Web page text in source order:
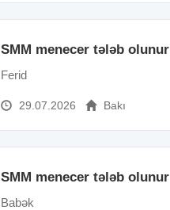
SMM menecer tələb olunur
Ferid
29.07.2026 Bakı
SMM menecer tələb olunur
Babək